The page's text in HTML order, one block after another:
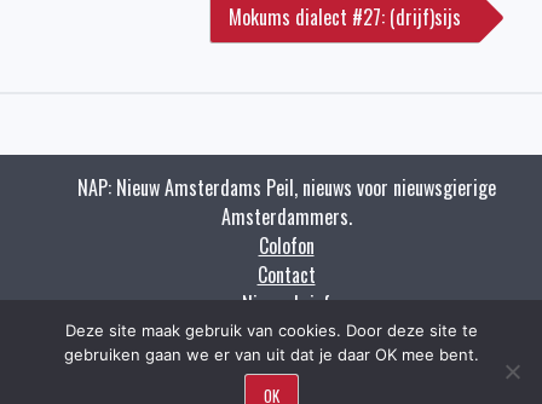
Mokums dialect #27: (drijf)sijs
NAP: Nieuw Amsterdams Peil, nieuws voor nieuwsgierige
Amsterdammers.
Colofon
Contact
Nieuwsbrief
Zoeken
Copyright napnieuws.nl 2009 - 2021.
Deze site maak gebruik van cookies. Door deze site te
gebruiken gaan we er van uit dat je daar OK mee bent.
OK